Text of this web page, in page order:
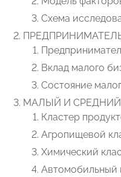
Схема
Вклад малого
Состояние
МАЛЫЙ И СРЕДНИЙ
Кластер
Агропищевой
Химический
Автомобильный